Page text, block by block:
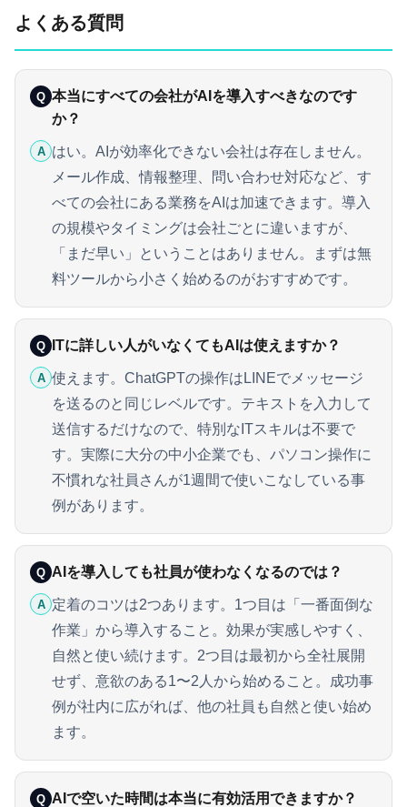
よくある質問
Q 本当にすべての会社がAIを導入すべきなのです
か？
A はい。AIが効率化できない会社は存在しません。
メール作成、情報整理、問い合わせ対応など、す
べての会社にある業務をAIは加速できます。導入
の規模やタイミングは会社ごとに違いますが、
「まだ早い」ということはありません。まずは無
料ツールから小さく始めるのがおすすめです。
Q ITに詳しい人がいなくてもAIは使えますか？
A 使えます。ChatGPTの操作はLINEでメッセージ
を送るのと同じレベルです。テキストを入力して
送信するだけなので、特別なITスキルは不要で
す。実際に大分の中小企業でも、パソコン操作に
不慣れな社員さんが1週間で使いこなしている事
例があります。
Q AIを導入しても社員が使わなくなるのでは？
A 定着のコツは2つあります。1つ目は「一番面倒な
作業」から導入すること。効果が実感しやすく、
自然と使い続けます。2つ目は最初から全社展開
せず、意欲のある1〜2人から始めること。成功事
例が社内に広がれば、他の社員も自然と使い始め
ます。
Q AIで空いた時間は本当に有効活用できますか？